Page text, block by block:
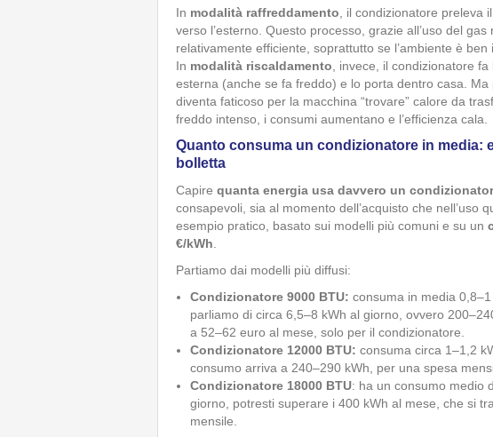
In modalità raffreddamento , il condizionatore preleva
verso l’esterno. Questo processo, grazie all’uso del
relativamente efficiente, soprattutto se l’ambiente è ben
In modalità riscaldamento , invece, il condizionatore
esterna (anche se fa freddo) e lo porta dentro casa.
diventa faticoso per la macchina “trovare” calore da
freddo intenso, i consumi aumentano e l’efficienza cala.
Quanto consuma un condizionatore in media:
bolletta
Capire quanta energia usa davvero un
consapevoli, sia al momento dell’acquisto che nell’uso
esempio pratico, basato sui modelli più comuni e su un
€/kWh
Partiamo dai modelli più diffusi:
Condizionatore 9000 BTU: consuma in media 0,8–1
parliamo di circa 6,5–8 kWh al giorno, ovvero
a 52–62 euro al mese, solo per il condizionatore.
Condizionatore 12000 BTU: consuma circa 1–1,2
consumo arriva a 240–290 kWh, per una spesa
Condizionatore 18000 BTU: ha un consumo medio
giorno, potresti superare i 400 kWh al mese, che si
mensile.